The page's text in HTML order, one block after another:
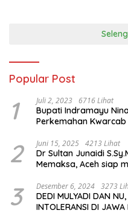
Popular Post
1 Juli 2, 2023 6716 Lihat
Bupati Indramayu
Perkemahan
2 Juni 15, 2025 4213 Lihat
Dr Sultan Junaidi
Memaksa, Aceh siap
3 Desember 6, 2024 3273
DEDI MULYADI DAN
INTOLERANSI DI JAWA